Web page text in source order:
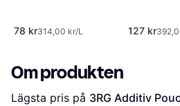
78 kr314,00 kr/L 127 kr
Om produkten
Lägsta pris på 3RG Additiv